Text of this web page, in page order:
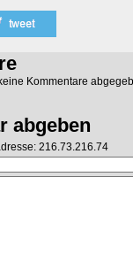
Kommentare
abgeben
216.73.216.74